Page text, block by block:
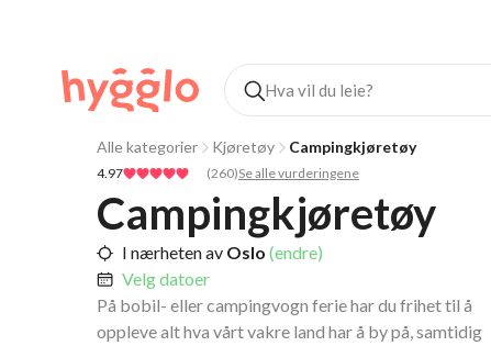
Alle kategorier Kjøretøy Campingkjøretøy
4.97 (260)Se alle vurderingene
Campingkjøretøy
I nærheten av Oslo (endre)
Velg datoer
På bobil- eller campingvogn ferie har du frihet til å
oppleve alt hva vårt vakre land har å by på, samtidig